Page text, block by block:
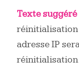
Texte suggéré
réinitialisation
adresse IP